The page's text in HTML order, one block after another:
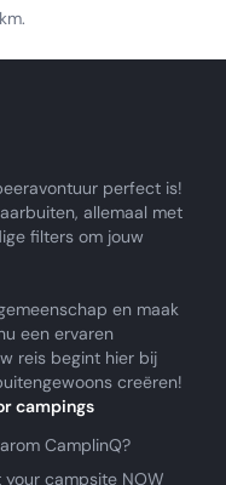
perfect is!
allemaal met
filters om jouw
en maak
een ervaren
reis begint hier bij
creëren!
campings
CamplinQ?
your campsite NOW